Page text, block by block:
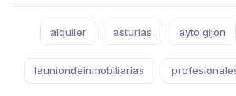
alquiler asturias ayto gijon
launiondeinmobiliarias